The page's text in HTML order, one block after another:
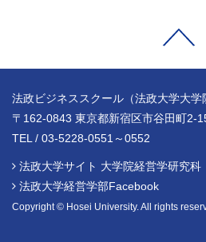
法政ビジネススクール（法政大学大学
〒162-0843 東京都新宿区市谷田町2-
TEL / 03-5228-0551～0552
法政大学サイト 大学院経営学研究科
法政大学経営学部Facebook
Copyright © Hosei University. All rights